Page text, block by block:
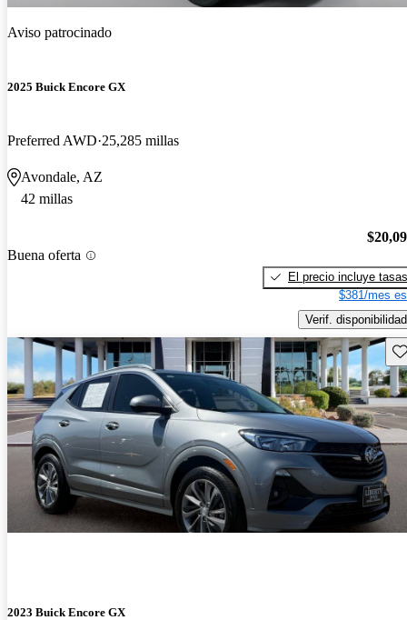
Aviso patrocinado
2025 Buick Encore GX
Preferred AWD 25,285 millas
Avondale, AZ
42 millas
Buena oferta
El precio incluye tasas
$381/mes
Verif. disponibilidad
2023 Buick Encore GX